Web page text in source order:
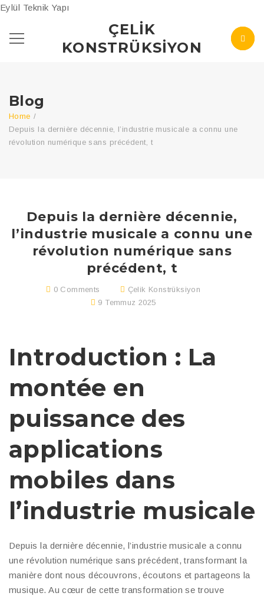
Eylül Teknik Yapı
ÇELIK
KONSTRÜKSIYON
Blog
Home /
Depuis la dernière décennie, l’industrie musicale a connu une
révolution numérique sans précédent, t
Depuis la dernière décennie,
l’industrie musicale a connu une
révolution numérique sans
précédent, t
0 Comments
Çelik Konstrüksiyon
9 Temmuz 2025
Introduction : La
montée en
puissance des
applications
mobiles dans
l’industrie musicale
Depuis la dernière décennie, l’industrie musicale a connu
une révolution numérique sans précédent, transformant la
manière dont nous découvrons, écoutons et partageons la
musique. Au cœur de cette transformation se trouve